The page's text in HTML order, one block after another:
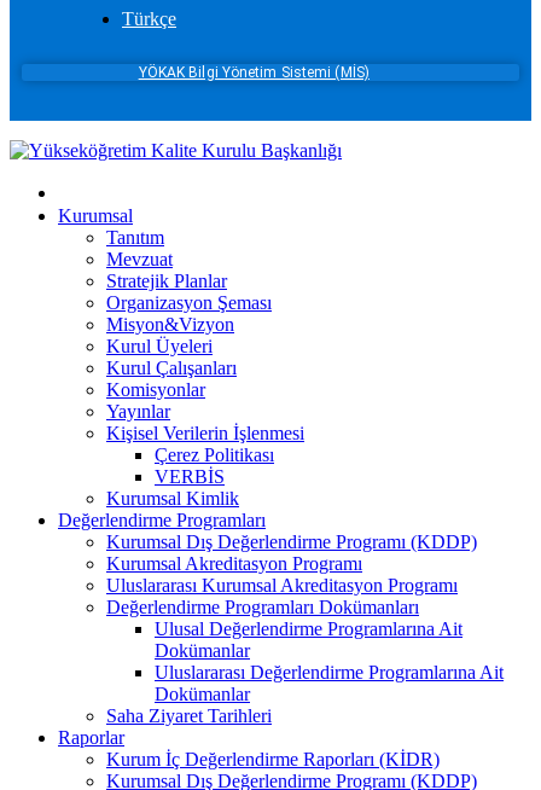
Türkçe
YÖKAK Bilgi Yönetim Sistemi (MİS)
Kurumsal
Tanıtım
Mevzuat
Stratejik Planlar
Organizasyon Şeması
Misyon&Vizyon
Kurul Üyeleri
Kurul Çalışanları
Komisyonlar
Yayınlar
Kişisel Verilerin İşlenmesi
Çerez Politikası
VERBİS
Kurumsal Kimlik
Değerlendirme Programları
Kurumsal Dış Değerlendirme Programı (KDDP)
Kurumsal Akreditasyon Programı
Uluslararası Kurumsal Akreditasyon Programı
Değerlendirme Programları Dokümanları
Ulusal Değerlendirme Programlarına Ait
Dokümanlar
Uluslararası Değerlendirme Programlarına Ait
Dokümanlar
Saha Ziyaret Tarihleri
Raporlar
Kurum İç Değerlendirme Raporları (KİDR)
Kurumsal Dış Değerlendirme Programı (KDDP)